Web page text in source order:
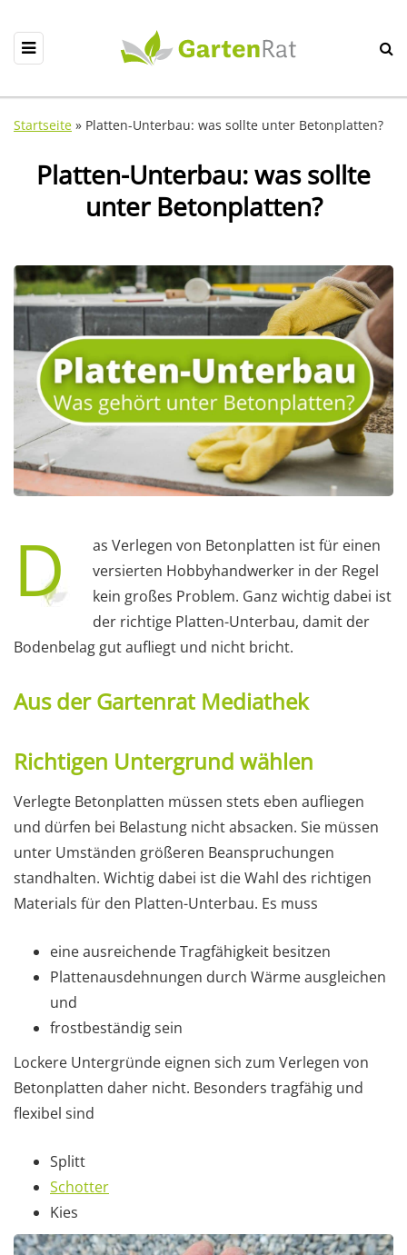
Startseite » Platten-Unterbau: was sollte unter Betonplatten?
Platten-Unterbau: was sollte
unter Betonplatten?
D
as Verlegen von Betonplatten ist für einen
versierten Hobbyhandwerker in der Regel
kein großes Problem. Ganz wichtig dabei ist
der richtige Platten-Unterbau, damit der
Bodenbelag gut aufliegt und nicht bricht.
Aus der Gartenrat Mediathek
Richtigen Untergrund wählen
Verlegte Betonplatten müssen stets eben aufliegen
und dürfen bei Belastung nicht absacken. Sie müssen
unter Umständen größeren Beanspruchungen
standhalten. Wichtig dabei ist die Wahl des richtigen
Materials für den Platten-Unterbau. Es muss
eine ausreichende Tragfähigkeit besitzen
Plattenausdehnungen durch Wärme ausgleichen
und
frostbeständig sein
Lockere Untergründe eignen sich zum Verlegen von
Betonplatten daher nicht. Besonders tragfähig und
flexibel sind
Splitt
Schotter
Kies